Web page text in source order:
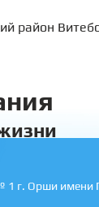
район
1 г. Орши имени